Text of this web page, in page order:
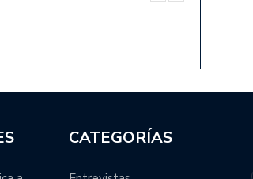
CATEGORÍAS